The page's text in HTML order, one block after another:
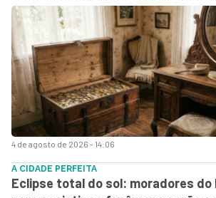
4 de agosto de 2026 - 14:06
A CIDADE PERFEITA
Eclipse total do sol: moradores